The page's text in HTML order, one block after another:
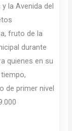
la Avenida del
fruto de la
durante
quienes en su
de primer nivel